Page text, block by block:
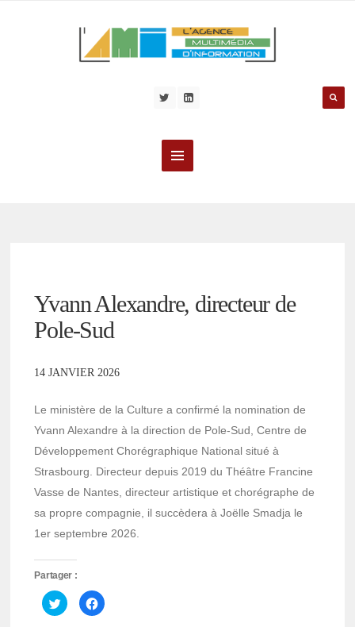
Yvann Alexandre, directeur de
Pole-Sud
14 JANVIER 2026
Le ministère de la Culture a confirmé la nomination de
Yvann Alexandre à la direction de Pole-Sud, Centre de
Développement Chorégraphique National situé à
Strasbourg. Directeur depuis 2019 du Théâtre Francine
Vasse de Nantes, directeur artistique et chorégraphe de
sa propre compagnie, il succèdera à Joëlle Smadja le
1er septembre 2026.
Partager :
Cliquez
pour
partager
Cliquez
pour